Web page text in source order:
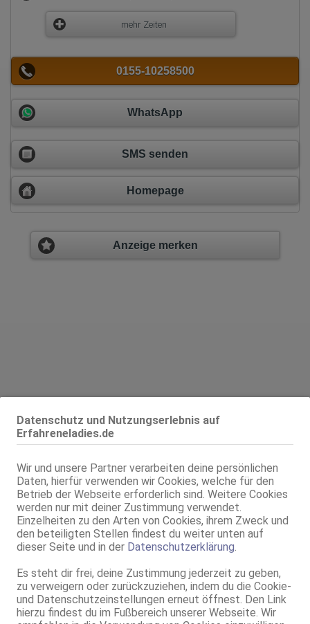
Datenschutz und Nutzungserlebnis auf
Erfahreneladies.de
Wir und unsere Partner verarbeiten deine persönlichen
Daten, hierfür verwenden wir Cookies, welche für den
Betrieb der Webseite erforderlich sind. Weitere Cookies
werden nur mit deiner Zustimmung verwendet.
Einzelheiten zu den Arten von Cookies, ihrem Zweck und
den beteiligten Stellen findest du weiter unten auf
dieser Seite und in der Datenschutzerklärung.
Es steht dir frei, deine Zustimmung jederzeit zu geben,
zu verweigern oder zurückzuziehen, indem du die Cookie-
und Datenschutzeinstellungen erneut öffnest. Den Link
hierzu findest du im Fußbereich unserer Webseite. Wir
mehr Zeiten
0155-10258500
WhatsApp
SMS senden
Homepage
Anzeige merken
Alter: 41 Jahre
Geschlecht:
Oberweite: 85 F, weich, natur
Typ: osteuropäisch
Herkunft: Polen
KF: 44
Schuhgröße: 37
Intimbereich: total rasiert
Haare: blond, kinnlang
Augen: blau-grau
Haut: mittel
Sprachen:
Deutsch